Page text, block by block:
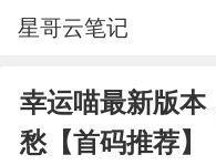
星哥云笔记
幸运喵最新版本
愁【首码推荐】